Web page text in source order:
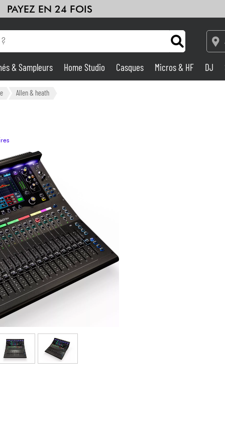
PAYEZ EN 24 FOIS
Amplis & Effets
Batteries & Percu
Eveil Musical
Packs
Voir nos marques
& Sampleurs Home Studio Casques Micros & HF DJ
Allen & heath